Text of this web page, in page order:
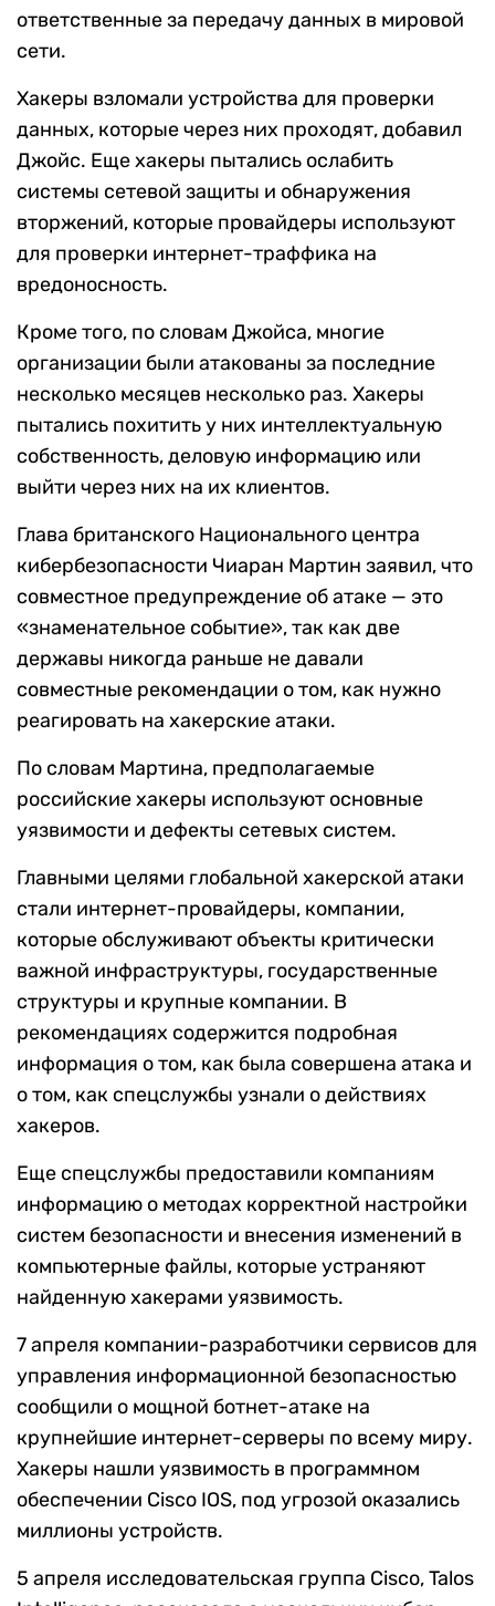
ответственные за передачу данных в мировой
сети.
Хакеры взломали устройства для проверки
данных, которые через них проходят, добавил
Джойс. Еще хакеры пытались ослабить
системы сетевой защиты и обнаружения
вторжений, которые провайдеры используют
для проверки интернет-траффика на
вредоносность.
Кроме того, по словам Джойса, многие
организации были атакованы за последние
несколько месяцев несколько раз. Хакеры
пытались похитить у них интеллектуальную
собственность, деловую информацию или
выйти через них на их клиентов.
Глава британского Национального центра
кибербезопасности Чиаран Мартин заявил, что
совместное предупреждение об атаке — это
«знаменательное событие», так как две
державы никогда раньше не давали
совместные рекомендации о том, как нужно
реагировать на хакерские атаки.
По словам Мартина, предполагаемые
российские хакеры используют основные
уязвимости и дефекты сетевых систем.
Главными целями глобальной хакерской атаки
стали интернет-провайдеры, компании,
которые обслуживают объекты критически
важной инфраструктуры, государственные
структуры и крупные компании. В
рекомендациях содержится подробная
информация о том, как была совершена атака и
о том, как спецслужбы узнали о действиях
хакеров.
Еще спецслужбы предоставили компаниям
информацию о методах корректной настройки
систем безопасности и внесения изменений в
компьютерные файлы, которые устраняют
найденную хакерами уязвимость.
7 апреля компании-разработчики сервисов для
управления информационной безопасностью
сообщили о мощной ботнет-атаке на
крупнейшие интернет-серверы по всему миру.
Хакеры нашли уязвимость в программном
обеспечении Cisco IOS, под угрозой оказались
миллионы устройств.
5 апреля исследовательская группа Cisco, Talos